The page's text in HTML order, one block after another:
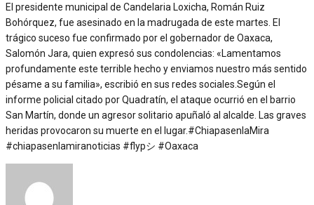
El presidente municipal de Candelaria Loxicha, Román Ruiz
Bohórquez, fue asesinado en la madrugada de este martes. El
trágico suceso fue confirmado por el gobernador de Oaxaca,
Salomón Jara, quien expresó sus condolencias: «Lamentamos
profundamente este terrible hecho y enviamos nuestro más sentido
pésame a su familia», escribió en sus redes sociales.Según el
informe policial citado por Quadratín, el ataque ocurrió en el barrio
San Martín, donde un agresor solitario apuñaló al alcalde. Las graves
heridas provocaron su muerte en el lugar.#ChiapasenlaMira
#chiapasenlamiranoticias #flypシ #Oaxaca